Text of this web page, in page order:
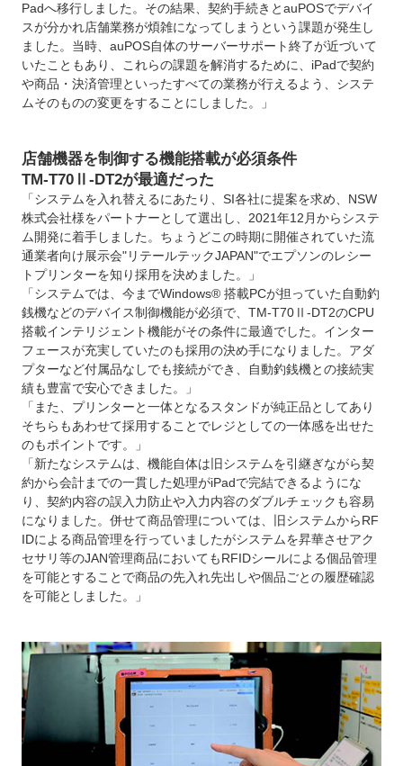
Padへ移行しました。その結果、契約手続きとauPOSでデバイ
スが分かれ店舗業務が煩雑になってしまうという課題が発生し
ました。当時、auPOS自体のサーバーサポート終了が近づいて
いたこともあり、これらの課題を解消するために、iPadで契約
や商品・決済管理といったすべての業務が行えるよう、システ
ムそのものの変更をすることにしました。」
店舗機器を制御する機能搭載が必須条件
TM-T70Ⅱ-DT2が最適だった
「システムを入れ替えるにあたり、SI各社に提案を求め、NSW
株式会社様をパートナーとして選出し、2021年12月からシステ
ム開発に着手しました。ちょうどこの時期に開催されていた流
通業者向け展示会"リテールテックJAPAN"でエプソンのレシー
トプリンターを知り採用を決めました。」
「システムでは、今までWindows® 搭載PCが担っていた自動釣
銭機などのデバイス制御機能が必須で、TM-T70Ⅱ-DT2のCPU
搭載インテリジェント機能がその条件に最適でした。インター
フェースが充実していたのも採用の決め手になりました。アダ
プターなど付属品なしでも接続ができ、自動釣銭機との接続実
績も豊富で安心できました。」
「また、プリンターと一体となるスタンドが純正品としてあり
そちらもあわせて採用することでレジとしての一体感を出せた
のもポイントです。」
「新たなシステムは、機能自体は旧システムを引継ぎながら契
約から会計までの一貫した処理がiPadで完結できるようにな
り、契約内容の誤入力防止や入力内容のダブルチェックも容易
になりました。併せて商品管理については、旧システムからRF
IDによる商品管理を行っていましたがシステムを昇華させアク
セサリ等のJAN管理商品においてもRFIDシールによる個品管理
を可能とすることで商品の先入れ先出しや個品ごとの履歴確認
を可能としました。」